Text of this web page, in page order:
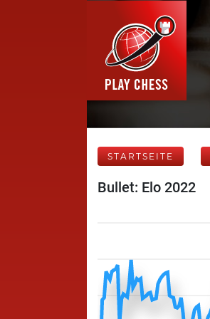
STARTSEITE
Bullet: Elo 2022